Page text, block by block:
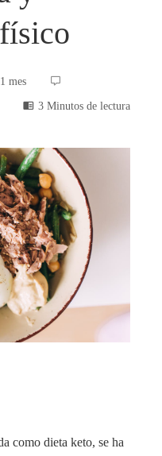
mes
3 Minutos de lectura
como dieta keto, se ha